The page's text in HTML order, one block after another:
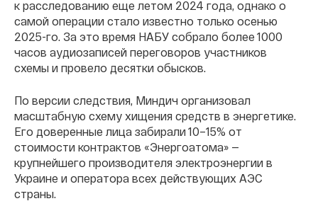
к расследованию еще летом 2024 года, однако о
самой операции стало известно только осенью
2025-го. За это время НАБУ собрало более 1000
часов аудиозаписей переговоров участников
схемы и провело десятки обысков.
По версии следствия, Миндич организовал
масштабную схему хищения средств в энергетике.
Его доверенные лица забирали 10–15% от
стоимости контрактов «Энергоатома» —
крупнейшего производителя электроэнергии в
Украине и оператора всех действующих АЭС
страны.